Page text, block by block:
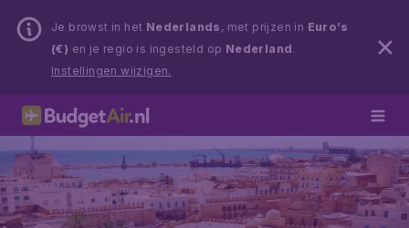
Je browst in het Nederlands , met prijzen in Euro’s
(€) en je regio is ingesteld op Nederland.
Instellingen wijzigen.